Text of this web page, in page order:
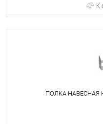
К
ПОЛКА НАВЕСНАЯ